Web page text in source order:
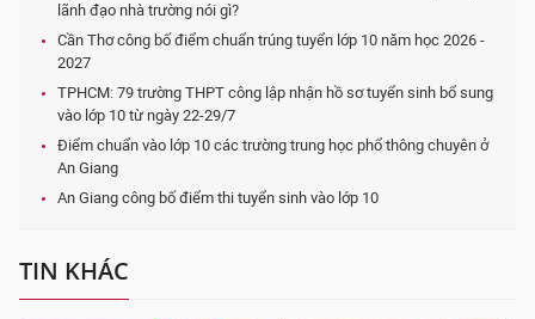
lãnh đạo nhà trường nói gì?
Cần Thơ công bố điểm chuẩn trúng tuyển lớp 10 năm học 2026 -
2027
TPHCM: 79 trường THPT công lập nhận hồ sơ tuyển sinh bổ sung
vào lớp 10 từ ngày 22-29/7
Điểm chuẩn vào lớp 10 các trường trung học phổ thông chuyên ở
An Giang
An Giang công bố điểm thi tuyển sinh vào lớp 10
TIN KHÁC